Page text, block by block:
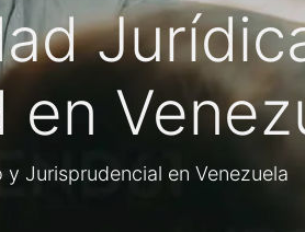
en
y Jurisprudencial en Venezuela